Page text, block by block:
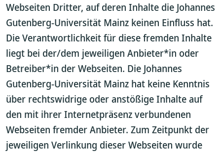
Webseiten Dritter, auf deren Inhalte die Johannes
Gutenberg-Universität Mainz keinen Einfluss hat.
Die Verantwortlichkeit für diese fremden Inhalte
liegt bei der/dem jeweiligen Anbieter*in oder
Betreiber*in der Webseiten. Die Johannes
Gutenberg-Universität Mainz hat keine Kenntnis
über rechtswidrige oder anstößige Inhalte auf
den mit ihrer Internetpräsenz verbundenen
Webseiten fremder Anbieter. Zum Zeitpunkt der
jeweiligen Verlinkung dieser Webseiten wurde